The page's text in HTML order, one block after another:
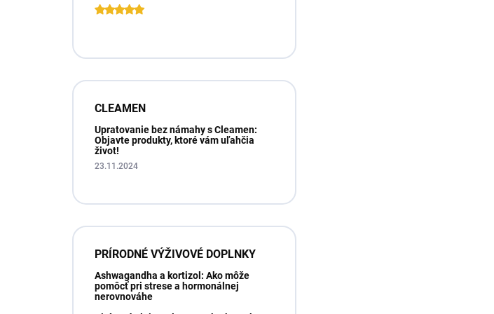
CLEAMEN
Upratovanie bez námahy s Cleamen:
Objavte produkty, ktoré vám uľahčia
život!
23.11.2024
PRÍRODNÉ VÝŽIVOVÉ DOPLNKY
Ashwagandha a kortizol: Ako môže
pomôcť pri strese a hormonálnej
nerovnováhe